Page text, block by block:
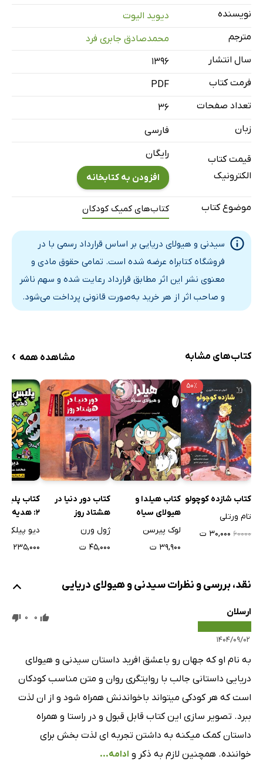
نویسنده
دیوید الیوت
مترجم
محمدصادق جابری فرد
سال انتشار
۱۳۹۶
فرمت کتاب
PDF
تعداد صفحات
36
زبان
فارسی
قیمت کتاب
الکترونیک
رایگان
افزودن به کتابخانه
موضوع کتاب کتاب‌های کمیک کودکان
سیدنی و هیولای دریایی بر اساس قرارداد رسمی با در
فروشگاه کتابراه عرضه شده است. تمامی حقوق مادی و
معنوی نشر این اثر مطابق قرارداد رعایت شده و سهم ناشر
و صاحب اثر از هر خرید به‌صورت قانونی پرداخت می‌شود.
کتاب‌های مشابه مشاهده همه ›
۵۰٪
کتاب شازده کوچولو
تام ورتلی
۶۰۰۰۰ ۳۰,۰۰۰ ت
کتاب هیلدا و
هیولای سیاه
لوک پیرسن
۳۹,۹۰۰ ت
کتاب دور دنیا در
هشتاد روز
ژول ورن
۴۵,۰۰۰ ت
کتاب
2: ھدیه‌ی اشتباھی
دیو پیلکی
۲۳۵,۰۰۰ ت
نقد، بررسی و نظرات سیدنی و هیولای دریایی
ارسلان
۱۴۰۴/۰۹/۰۲
0
0
به نام او که جهان رو باعشق افرید داستان سیدنی و هیولای
دریایی داستانی جالب با روایتگری روان و متن مناسب کودکان
است که هر کودکی میتواند باخواندنش همراه شود و از ان لذت
ببرد. تصویر سازی این کتاب قابل قبول و در راستا و همراه
داستان کمک میکنه به داشتن تجربه ای لذت بخش برای
خواننده. همچنین لازم به ذکر و ادامه...